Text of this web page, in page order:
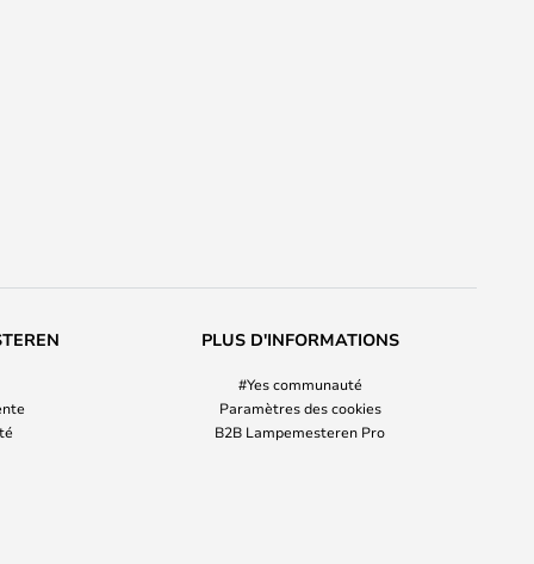
PLUS D'INFORMATIONS
#Yes communauté
Paramètres des cookies
B2B Lampemesteren Pro